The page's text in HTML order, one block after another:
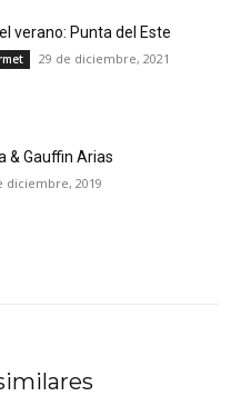
verano: Punta del Este
29 de diciembre, 2021
& Gauffin Arias
diciembre, 2019